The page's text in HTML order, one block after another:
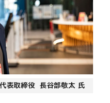
取締役 長谷部敬太 氏